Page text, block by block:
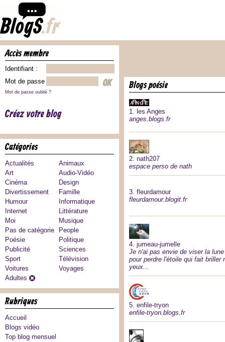
accès membre
Identifiant :
Mot de passe :
Mot de passe oublié ?
Créez votre blog
catégories
Actualités
Animaux
Art
Audio-Vidéo
Cinéma
Design
Divertissement
Famille
Humour
Informatique
Internet
Littérature
Moi
Musique
Pas de catégorie
People
Poésie
Politique
Publicité
Sciences
Sport
Télévision
Voitures
Voyages
Adultes
rubriques
Accueil
Blogs vidéo
Top blog mensuel
blogs poésie
1. les Anges
anges.blogs.fr
2. nath207
espace perso de nath
3. fleurdamour
fleurdamour.blogit.fr
4. jumeau-jumelle
Je n'ai pas envie de viser la lune
pour perdre l'étoile qui fait briller
yeux...
5. enfile-tryon
enfile-tryon.blogs.fr